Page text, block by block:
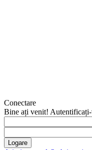
Conectare
Bine ați venit!